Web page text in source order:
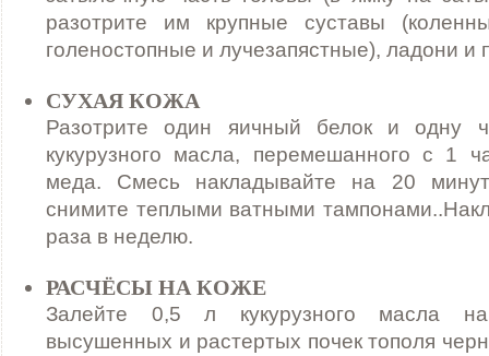
разотрите им крупные суставы
голеностопные и лучезапястные), ладони и
СУХАЯ КОЖА
Разотрите один яичный белок и одну
кукурузного масла, перемешанного с 1
меда. Смесь накладывайте на 20
снимите теплыми ватными
раза в неделю.
РАСЧЁСЫ НА КОЖЕ
Залейте 0,5 л кукурузного масла
высушенных и растертых почек тополя